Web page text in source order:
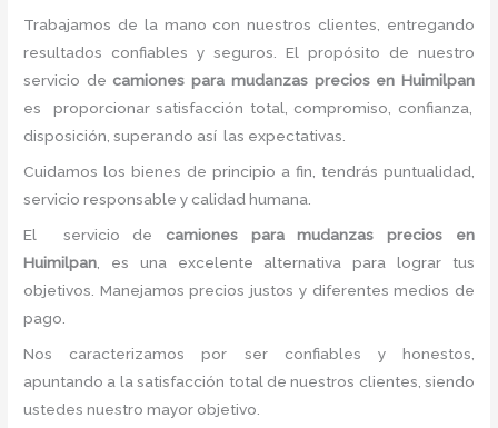
Trabajamos de la mano con nuestros clientes, entregando
resultados confiables y seguros. El propósito de nuestro
servicio de camiones para mudanzas precios en Huimilpan
es proporcionar satisfacción total, compromiso, confianza,
disposición, superando así las expectativas.
Cuidamos los bienes de principio a fin, tendrás puntualidad,
servicio responsable y calidad humana.
El servicio de camiones para mudanzas precios en
Huimilpan , es una excelente alternativa para lograr tus
objetivos. Manejamos precios justos y diferentes medios de
pago.
Nos caracterizamos por ser confiables y honestos,
apuntando a la satisfacción total de nuestros clientes, siendo
ustedes nuestro mayor objetivo.